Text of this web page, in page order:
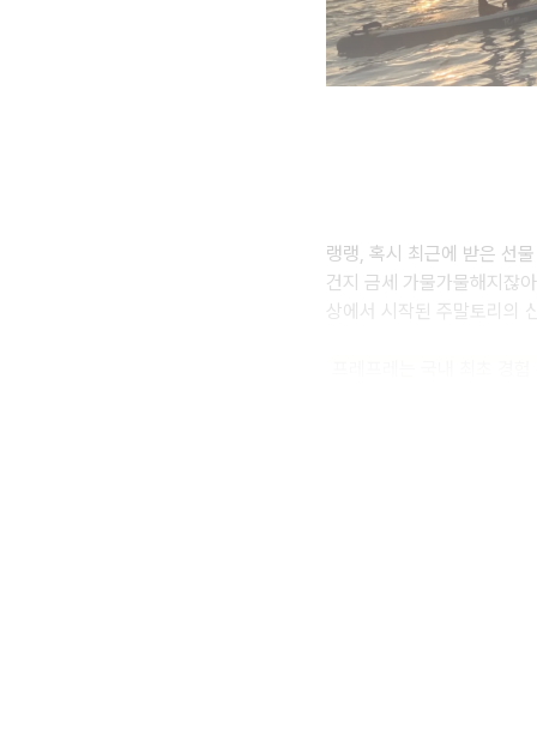
랭랭, 혹시 최근에 받은 선
건지 금세 가물가물해지잖
상에서 시작된 주말토리의